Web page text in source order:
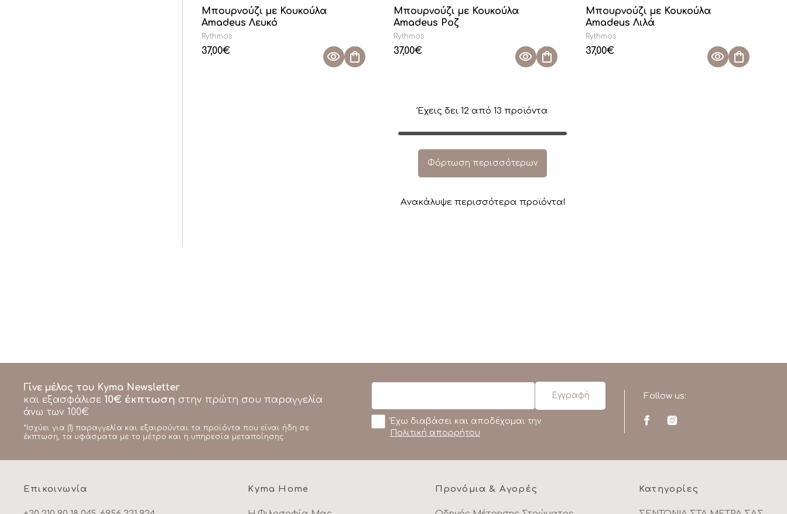
Μπουρνούζι με Κουκούλα
Amadeus Λευκό
Rythmos
37,00€
Μπουρνούζι με Κουκούλα
Amadeus Ροζ
Rythmos
37,00€
Μπουρνούζι με Κουκούλα
Amadeus Λιλά
Rythmos
37,00€
Έχεις δει 12από 13 προϊόντα
Φόρτωση περισσότερων
Aνακάλυψε περισσότερα προϊόντα!
Γίνε μέλος του Kyma Newsletter
και εξασφάλισε 10€ έκπτωση στην πρώτη σου παραγγελία
άνω των 100€
*Ισχύει για (1) παραγγελία και εξαιρούνται τα προϊόντα που είναι ήδη σε
έκπτωση, τα υφάσματα με το μέτρο και η υπηρεσία μεταποίησης.
Έχω διαβάσει και αποδέχομαι την
Πολιτική απορρήτου
Follow us:
Επικοινωνία Kyma Home Προνόμια & Αγορές Κατηγορίες